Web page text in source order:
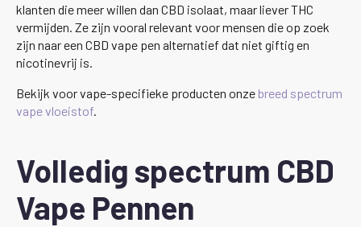
klanten die meer willen dan CBD isolaat, maar liever THC
vermijden. Ze zijn vooral relevant voor mensen die op zoek
zijn naar een CBD vape pen alternatief dat niet giftig en
nicotinevrij is.
Bekijk voor vape-specifieke producten onze breed spectrum
vape vloeistof.
Volledig spectrum CBD
Vape Pennen